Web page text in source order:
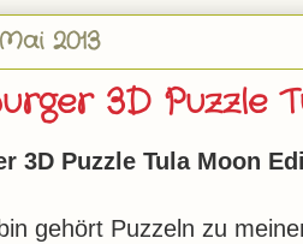
2013
3D Puzzle
3D Puzzle Tula Moon
gehört Puzzeln zu